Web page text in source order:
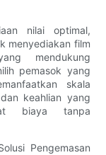
nilai optimal,
menyediakan film
mendukung
pemasok yang
skala
keahlian yang
biaya tanpa
Pengemasan